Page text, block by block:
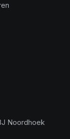
Noordhoek